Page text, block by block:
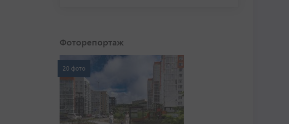
Фоторепортаж
20 фото